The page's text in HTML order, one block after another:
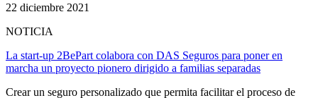
22 diciembre 2021
NOTICIA
La start-up 2BePart colabora con DAS Seguros para poner en
marcha un proyecto pionero dirigido a familias separadas
Crear un seguro personalizado que permita facilitar el proceso de